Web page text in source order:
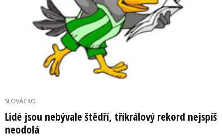
SLOVÁCKO
Lidé jsou nebývale štědří, tříkrálový rekord nejspíš
neodolá